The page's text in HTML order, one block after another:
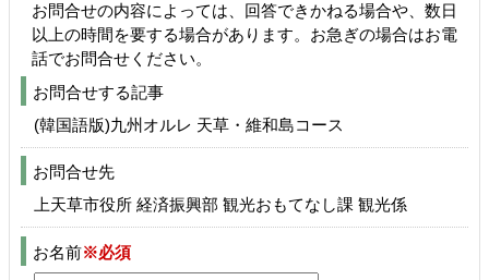
お問合せの内容によっては、回答できかねる場合や、数日
以上の時間を要する場合があります。お急ぎの場合はお電
話でお問合せください。
お問合せする記事
(韓国語版)九州オルレ 天草・維和島コース
お問合せ先
上天草市役所 経済振興部 観光おもてなし課 観光係
お名前※必須